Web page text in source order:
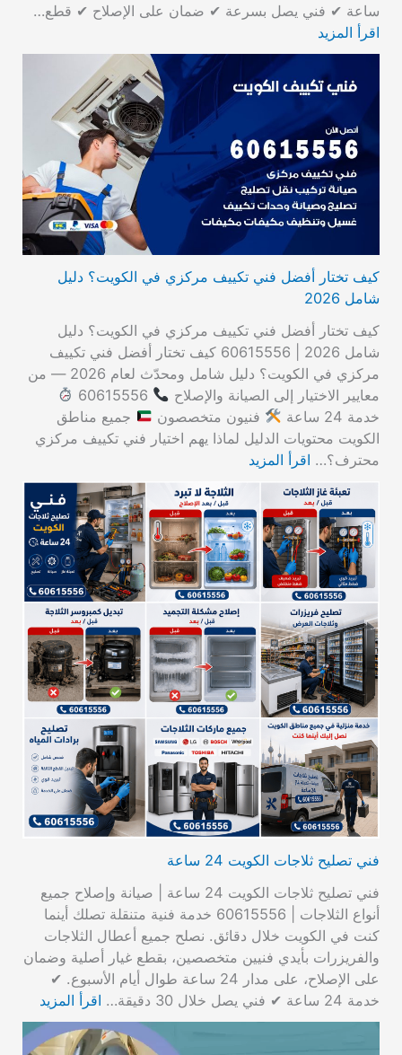
ساعة ✔ فني يصل بسرعة ✔ ضمان على الإصلاح ✔ قطع…
اقرأ المزيد
كيف تختار أفضل فني تكييف مركزي في الكويت؟ دليل
شامل 2026
كيف تختار أفضل فني تكييف مركزي في الكويت؟ دليل
شامل 2026 | 60615556 كيف تختار أفضل فني تكييف
مركزي في الكويت؟ دليل شامل ومحدّث لعام 2026 — من
معايير الاختيار إلى الصيانة والإصلاح
خدمة 24 ساعة
فنيون متخصصون
جميع مناطق
الكويت محتويات الدليل لماذا يهم اختيار فني تكييف مركزي
محترف؟… اقرأ المزيد
فني تصليح ثلاجات الكويت 24 ساعة
فني تصليح ثلاجات الكويت 24 ساعة | صيانة وإصلاح جميع
أنواع الثلاجات | 60615556 خدمة فنية متنقلة تصلك أينما
كنت في الكويت خلال دقائق. نصلح جميع أعطال الثلاجات
والفريزرات بأيدي فنيين متخصصين، بقطع غيار أصلية وضمان
على الإصلاح، على مدار 24 ساعة طوال أيام الأسبوع. ✔
خدمة 24 ساعة ✔ فني يصل خلال 30 دقيقة…
اقرأ المزيد